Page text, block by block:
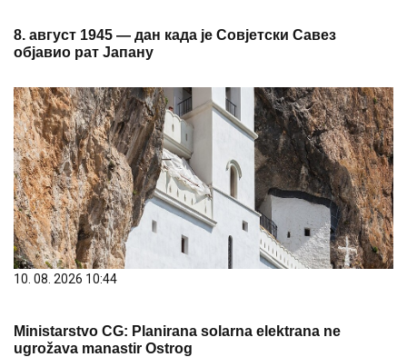
8. август 1945 — дан када је Совјетски Савез
објавио рат Јапану
10. 08. 2026 10:44
Ministarstvo CG: Planirana solarna elektrana ne
ugrožava manastir Ostrog